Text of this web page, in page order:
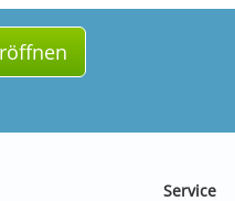
Service